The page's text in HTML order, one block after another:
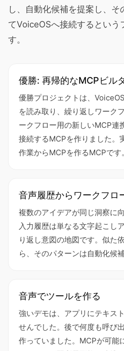
し、自動化候補を提案し、
てVoiceOSへ接続するという
す。
優勝: 再帰的なMCPビル
優勝プロジェクトは、
を読み取り、繰り返しワーク
ークフロー用の新しいMCP連
接続するMCPを作りました。
作業からMCPを作るMCPです。
音声履歴からワークフロ
複数のアイデアが同じ洞察に
入力履歴は単なる文字起こし
り返し意図の地図です。似た
ら、そのパターンは自動化候
音声でツールを作る
強いデモは、アプリにテキス
せんでした。後で何度も呼び
作っていました。MCPが可能